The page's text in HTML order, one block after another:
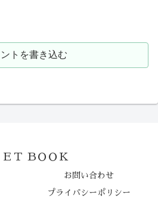
トを書き込む
ＥＴ ＢＯＯＫ
お問い合わせ
プライバシーポリシー